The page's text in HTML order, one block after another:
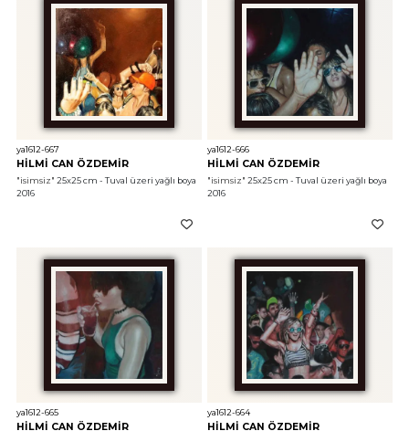
ya1612-667
HİLMİ CAN ÖZDEMİR
"isimsiz" 25x25 cm - Tuval üzeri yağlı boya
2016
ya1612-666
HİLMİ CAN ÖZDEMİR
"isimsiz" 25x25 cm - Tuval üzeri yağlı boya
2016
ya1612-665
HİLMİ CAN ÖZDEMİR
ya1612-664
HİLMİ CAN ÖZDEMİR